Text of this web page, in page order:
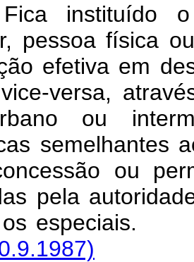
instituído
pessoa física
efetiva em
versa,
ou
semelhantes
ou
pela
e os